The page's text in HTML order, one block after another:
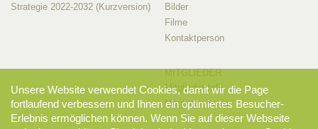
Strategie 2022-2032 (Kurzversion)
Bilder
Filme
Kontaktperson
Mitglieder-Info
Mitglieder-Login
Unsere Website verwendet Cookies, damit wir die Page
fortlaufend verbessern und Ihnen ein optimiertes Besucher-
Erlebnis ermöglichen können. Wenn Sie auf dieser Webseite